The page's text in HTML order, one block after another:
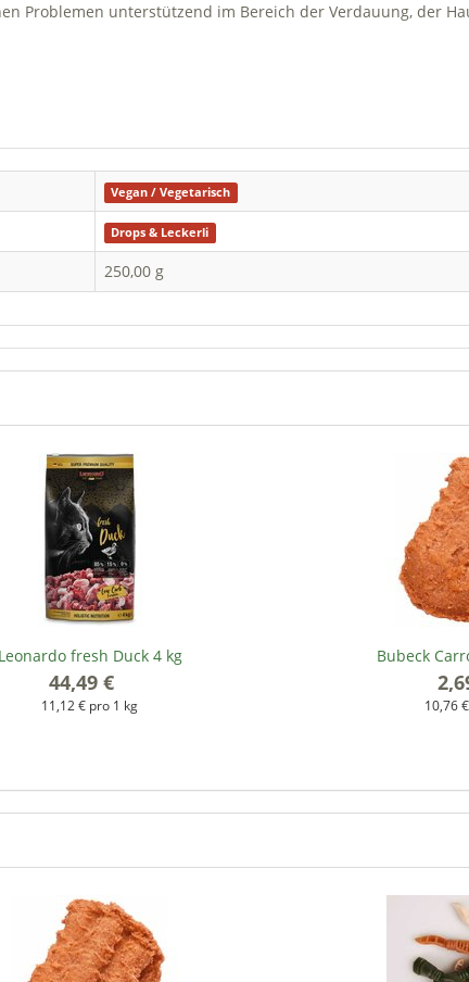
Problemen unterstützend im Bereich der Verdauung, der
Vegan / Vegetarisch
Drops & Leckerli
250,00 g
Leonardo fresh Duck 4 kg
44,49 €
11,12 € pro 1 kg
Bubeck
10,76